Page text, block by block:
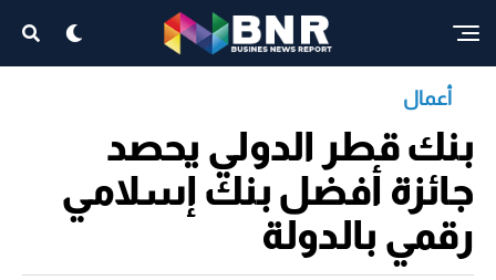
أعمال
بنك قطر الدولي يحصد
جائزة أفضل بنك إسلامي
رقمي بالدولة